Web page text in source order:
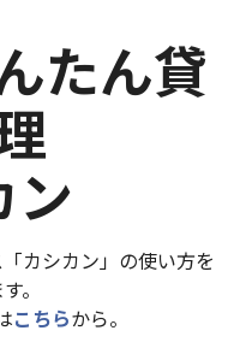
たん貸
ン
カシカン」の使い方を
。
こちらから。